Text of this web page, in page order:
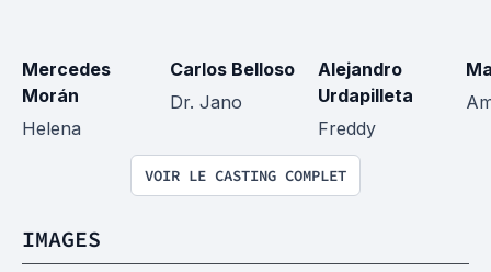
Mercedes
Morán
Helena
Carlos Belloso
Dr. Jano
Alejandro
Urdapilleta
Freddy
VOIR LE CASTING COMPLET
IMAGES